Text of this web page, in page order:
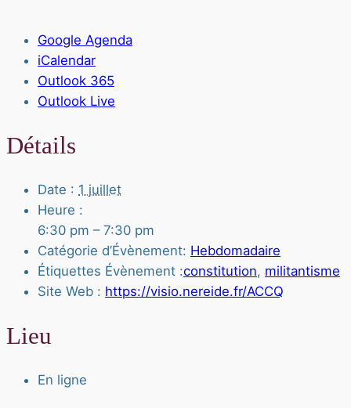
Google Agenda
iCalendar
Outlook 365
Outlook Live
Détails
Date : 1 juillet
Heure :
6:30 pm – 7:30 pm
Catégorie d’Évènement: Hebdomadaire
Étiquettes Évènement :constitution, militantisme
Site Web : https://visio.nereide.fr/ACCQ
Lieu
En ligne